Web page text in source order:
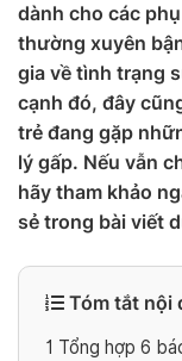
dành cho các
thường xuyên
gia về tình trạng
cạnh đó, đây
trẻ đang gặp
lý gấp. Nếu vẫn
hãy tham khảo
sẻ trong bài viết
Tóm tắt nội
1 Tổng hợp 6